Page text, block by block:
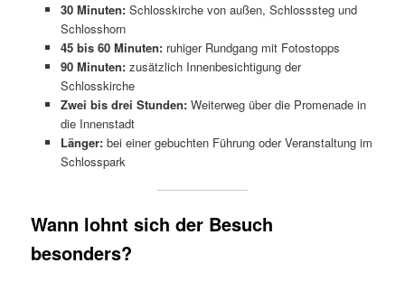
30 Minuten:Schlosskirche von außen, Schlosssteg und
Schlosshorn
45 bis 60 Minuten:ruhiger Rundgang mit Fotostopps
90 Minuten:zusätzlich Innenbesichtigung der
Schlosskirche
Zwei bis drei Stunden:Weiterweg über die Promenade in
die Innenstadt
Länger:bei einer gebuchten Führung oder Veranstaltung im
Schlosspark
Wann lohnt sich der Besuch
besonders?